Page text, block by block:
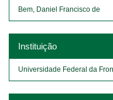
Bem, Daniel Francisco de
Instituição
Universidade Federal da